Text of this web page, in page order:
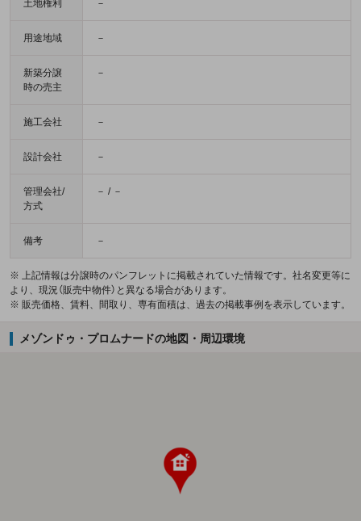
土地権利 －
用途地域 －
新築分譲
時の売主
－
施工会社 －
設計会社 －
管理会社/
方式
－ / －
備考 －
※ 上記情報は分譲時のパンフレットに掲載されていた情報です。社名変更等に
より、現況（販売中物件）と異なる場合があります。
※ 販売価格、賃料、間取り、専有面積は、過去の掲載事例を表示しています。
メゾンドゥ・プロムナードの地図・周辺環境